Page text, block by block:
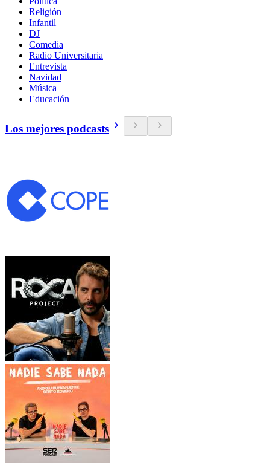
Religión
Infantil
DJ
Comedia
Radio Universitaria
Entrevista
Navidad
Música
Educación
Los mejores podcasts